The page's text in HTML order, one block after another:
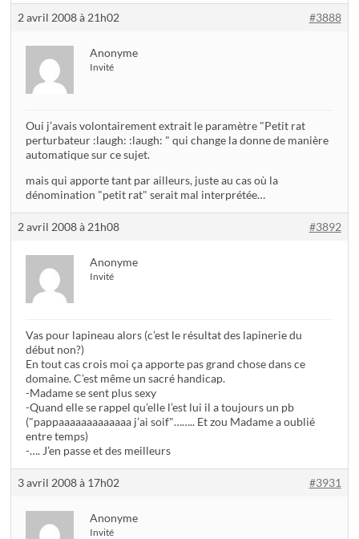
2 avril 2008 à 21h02 #3888
Anonyme
Invité
Oui j’avais volontairement extrait le paramètre "Petit rat
perturbateur :laugh: :laugh: " qui change la donne de manière
automatique sur ce sujet.
mais qui apporte tant par ailleurs, juste au cas où la
dénomination "petit rat" serait mal interprétée…
2 avril 2008 à 21h08 #3892
Anonyme
Invité
Vas pour lapineau alors (c’est le résultat des lapinerie du
début non?)
En tout cas crois moi ça apporte pas grand chose dans ce
domaine. C’est même un sacré handicap.
-Madame se sent plus sexy
-Quand elle se rappel qu’elle l’est lui il a toujours un pb
("pappaaaaaaaaaaaaa j’ai soif"…….. Et zou Madame a oublié
entre temps)
-…. J’en passe et des meilleurs
3 avril 2008 à 17h02 #3931
Anonyme
Invité